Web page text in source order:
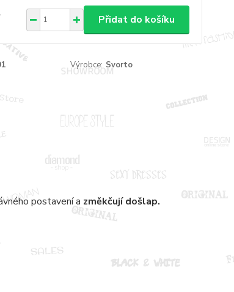
Přidat do košíku
Výrobce: Svorto
postavení a změkčujídošlap.